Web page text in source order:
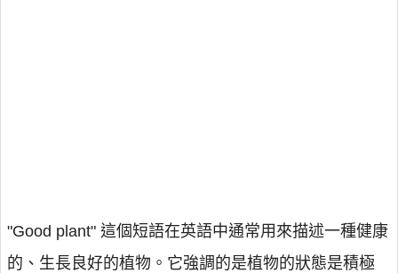
"Good plant" 這個短語在英語中通常用來描述一種健康
的、生長良好的植物。它強調的是植物的狀態是積極